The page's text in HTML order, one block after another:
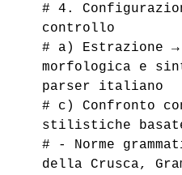
# 4.
controllo
# a) Estrazione
morfologica e
parser italiano
# c) Confronto
stilistiche
# - Norme
della Crusca,